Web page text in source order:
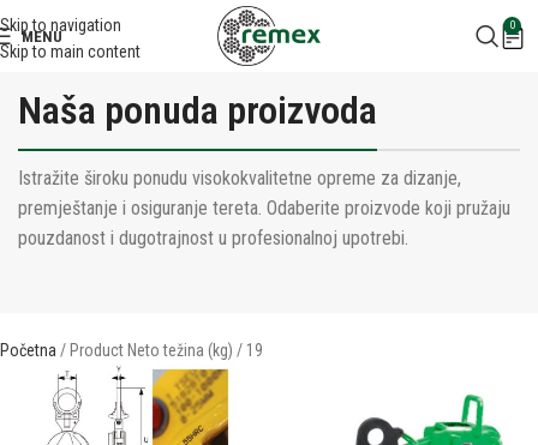
Skip to navigation
Skip to main content
MENU
0
Naša ponuda proizvoda
Istražite široku ponudu visokokvalitetne opreme za dizanje,
premještanje i osiguranje tereta. Odaberite proizvode koji pružaju
pouzdanost i dugotrajnost u profesionalnoj upotrebi.
Početna Product Neto težina (kg) 19